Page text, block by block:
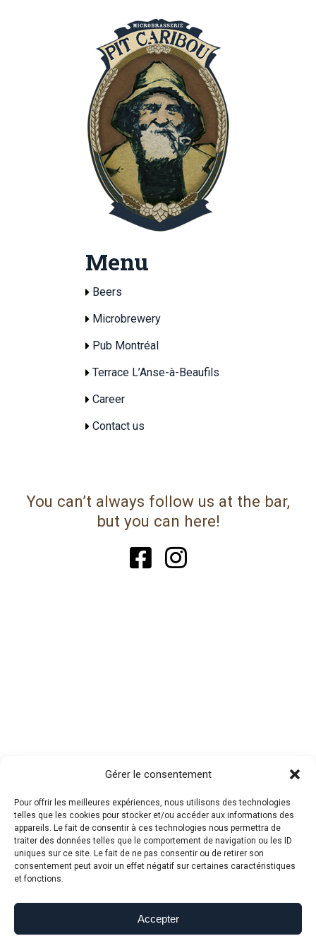
Gérer le consentement
Pour offrir les meilleures expériences, nous utilisons des technologies
telles que les cookies pour stocker et/ou accéder aux informations des
appareils. Le fait de consentir à ces technologies nous permettra de
traiter des données telles que le comportement de navigation ou les ID
uniques sur ce site. Le fait de ne pas consentir ou de retirer son
consentement peut avoir un effet négatif sur certaines caractéristiques
et fonctions.
Accepter
Menu
Beers
Microbrewery
Pub Montréal
Terrace L’Anse-à-Beaufils
Career
Contact us
You can’t always follow us at the bar,
but you can here!